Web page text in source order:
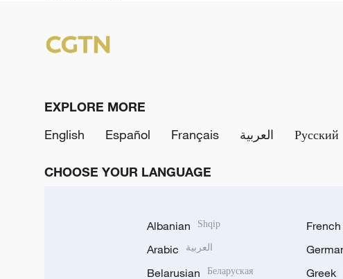
EXPLORE MORE
English
Español Français العربية Русский
CHOOSE YOUR LANGUAGE
Albanian Shqip
Arabic العربية
Belarusian Беларуская
French
Greek